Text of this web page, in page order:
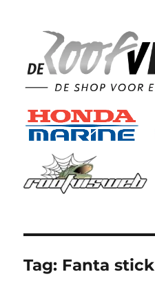
Tag: Fanta stick